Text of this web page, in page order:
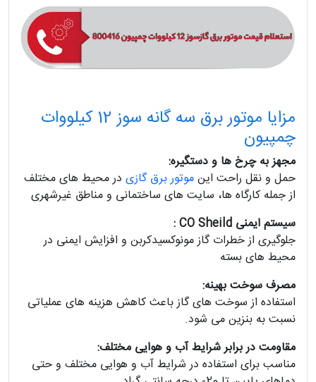
مزایا موتور برق سه گانه سوز 12 کیلووات
چمپیون
مجهز به چرخ‌ ها و دستگیره:
حمل و نقل راحت اینموتور برق گازی در محیط‌ های مختلف
از جمله کارگاه‌ ها، سایت‌ های ساختمانی و مناطق غیرشهری
سیستم ایمنی CO Sheild :
جلوگیری از خطرات گاز مونوکسیدکربن و افزایش ایمنی در
محیط‌ های بسته
مصرف سوخت بهینه:
استفاده از سوخت‌ های گاز باعث کاهش هزینه‌ های عملیاتی
نسبت به بنزین می‌ شود.
مقاومت در برابر شرایط آب‌ و هوایی مختلف:
مناسب برای استفاده در شرایط آب‌ و هوایی مختلف و حتی